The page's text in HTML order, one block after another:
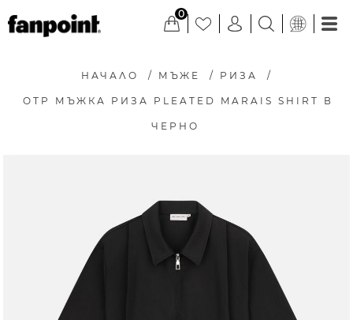
0
НАЧАЛО / МЪЖЕ / РИЗА /
OTP МЪЖКА РИЗА PLEATED MARAIS SHIRT В
ЧЕРНО